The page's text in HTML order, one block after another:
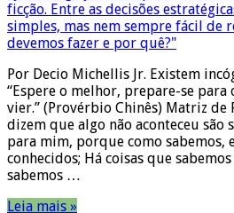
Por Decio Michellis Jr. Existem
“Espere o melhor, prepare-se para
vier.” (Provérbio Chinês) Matriz de
dizem que algo não aconteceu são
para mim, porque como sabemos,
conhecidos; Há coisas que
sabemos …
Leia mais »